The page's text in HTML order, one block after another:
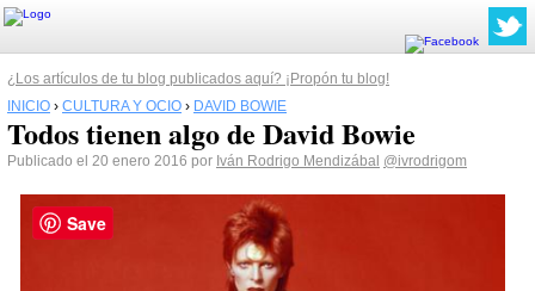
¿Los artículos de tu blog publicados aquí? ¡Propón tu blog!
INICIO › CULTURA Y OCIO › DAVID BOWIE
Todos tienen algo de David Bowie
Publicado el 20 enero 2016 por Iván Rodrigo Mendizábal @ivrodrigom
Save